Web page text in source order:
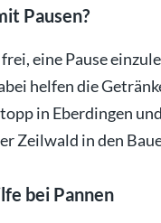
Pausen?
eine Pause
helfen die
in Eberdingen
Zeilwald in den
bei Pannen